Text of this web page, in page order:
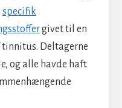
specifik
givet til en
Deltagerne
og alle havde haft